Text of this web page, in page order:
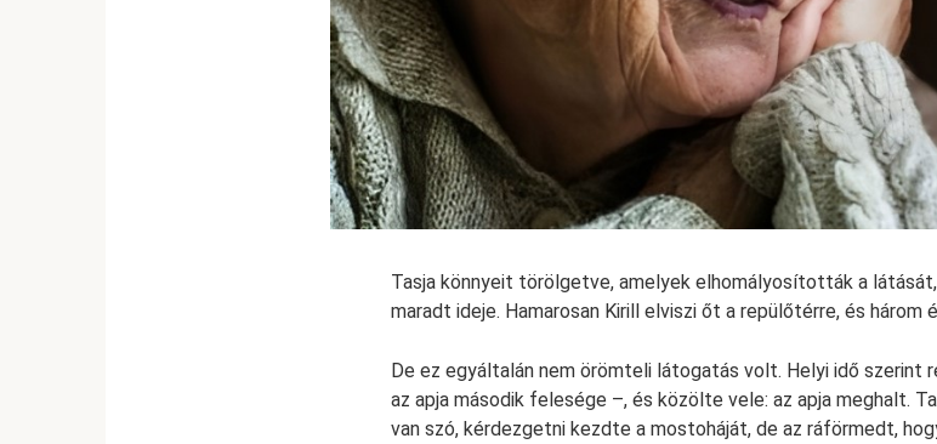
Tasja könnyeit törölgetve, amelyek elhomályosították a
maradt ideje. Hamarosan Kirill elviszi őt a repülőtérre, és három
De ez egyáltalán nem örömteli látogatás volt. Helyi idő szerint
az apja második felesége –, és közölte vele: az apja meghalt.
van szó, kérdezgetni kezdte a mostoháját, de az ráförmedt,